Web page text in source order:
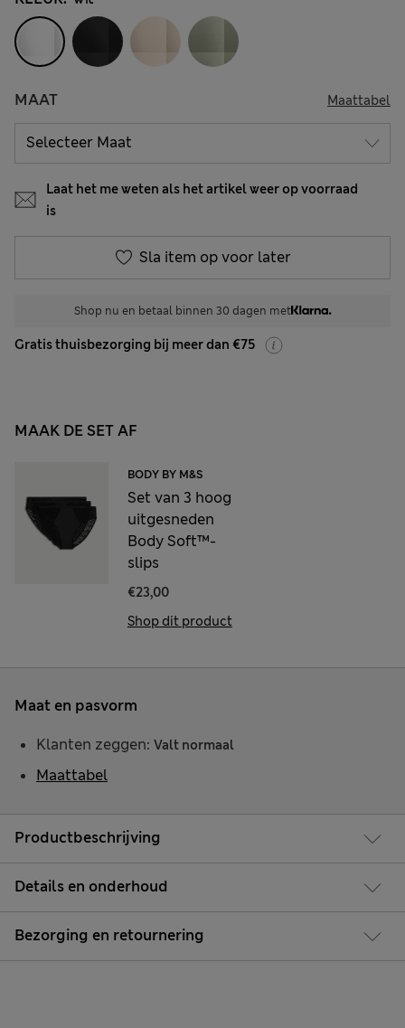
MAAT Maattabel
Laat het me weten als het artikel weer op voorraad
is
Sla item op voor later
Shop nu en betaal binnen 30 dagen met
Gratis thuisbezorging bij meer dan €75
MAAK DE SET AF
BODY BY M&S
Set van 3 hoog
uitgesneden
Body Soft™-
slips
€23,00
Shop dit product
Productbeschrijving
Details en onderhoud
Bezorging en retournering
Maat en pasvorm
Klanten zeggen: Valt normaal
Maattabel